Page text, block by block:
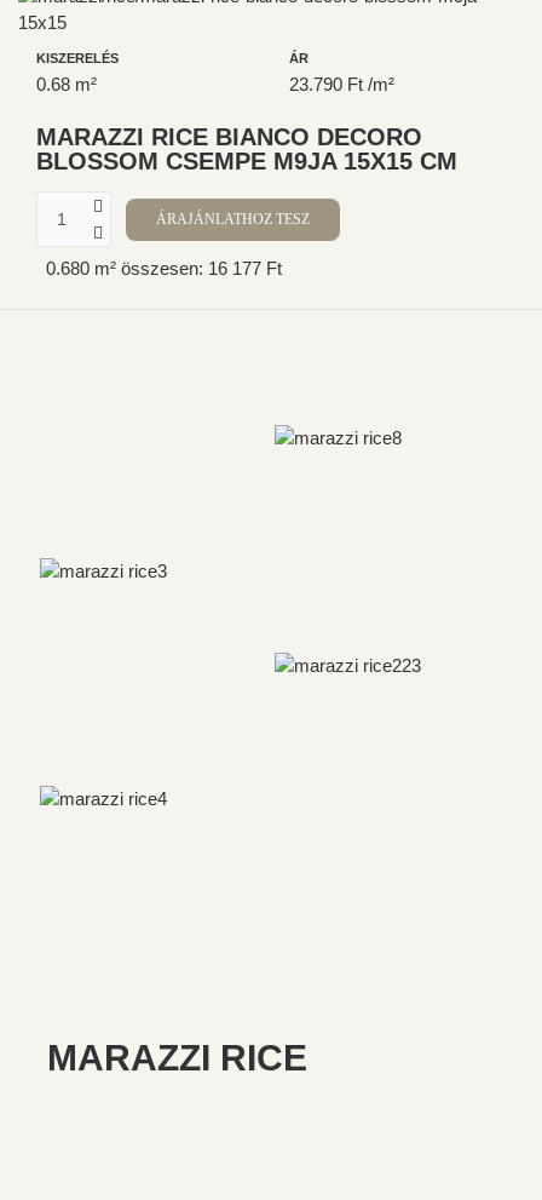
KISZERELÉS
0.68 m²
ÁR
23.790 Ft /m²
MARAZZI RICE BIANCO DECORO
BLOSSOM CSEMPE M9JA 15X15 CM
0.680 m² összesen: 16 177 Ft
MARAZZI RICE